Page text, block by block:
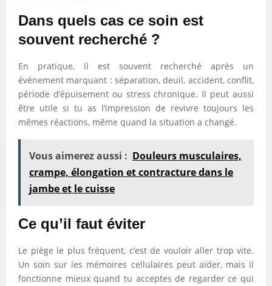
Dans quels cas ce soin est
souvent recherché ?
En pratique, il est souvent recherché après un
événement marquant : séparation, deuil, accident, conflit,
période d’épuisement ou stress chronique. Il peut aussi
être utile si tu as l’impression de revivre toujours les
mêmes réactions, même quand la situation a changé.
Vous aimerez aussi : Douleurs musculaires,
crampe, élongation et contracture dans le
jambe et le cuisse
Ce qu’il faut éviter
Le piège le plus fréquent, c’est de vouloir aller trop vite.
Un soin sur les mémoires cellulaires peut aider, mais il
fonctionne mieux quand tu acceptes de regarder ce qui